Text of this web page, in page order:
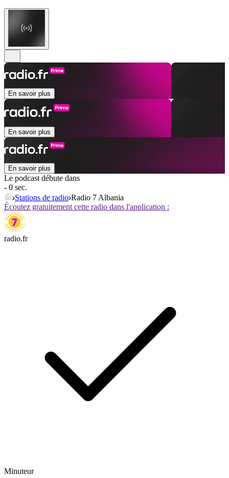
En savoir plus
En savoir plus
En savoir plus
Le podcast débute dans
- 0 sec.
Stations de radio Radio 7 Albania
Écoutez gratuitement cette radio dans l'application :
radio.fr
Minuteur